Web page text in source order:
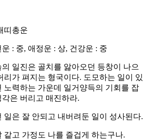
띠총운
운 : 중, 애정운 : 상, 건강운 : 중
의 일진은 골치를 앓아오던 등창이 나으
리가 펴지는 형국이다. 도모하는 일이 있
노력하는 가운데 일거양득의 기회를 잡
은 버리고 매진하라.
일은 잘 안되고 내버려둔 일이 성사된다.
같고 가정도 나를 즐겁게 하는구나.